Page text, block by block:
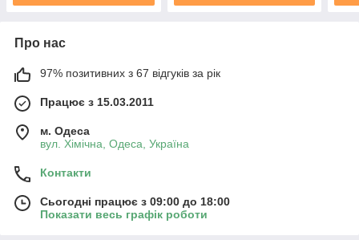
Про нас
97% позитивних з 67 відгуків за рік
Працює з 15.03.2011
м. Одеса
вул. Хiмiчна, Одеса, Україна
Контакти
Сьогодні працює з 09:00 до 18:00
Показати весь графік роботи